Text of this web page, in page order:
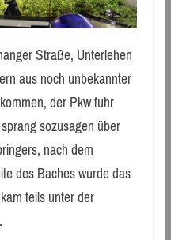
Straße, Unterlehen
aus noch unbekannter
der Pkw fuhr
sozusagen über
nach dem
des Baches wurde das
teils unter der